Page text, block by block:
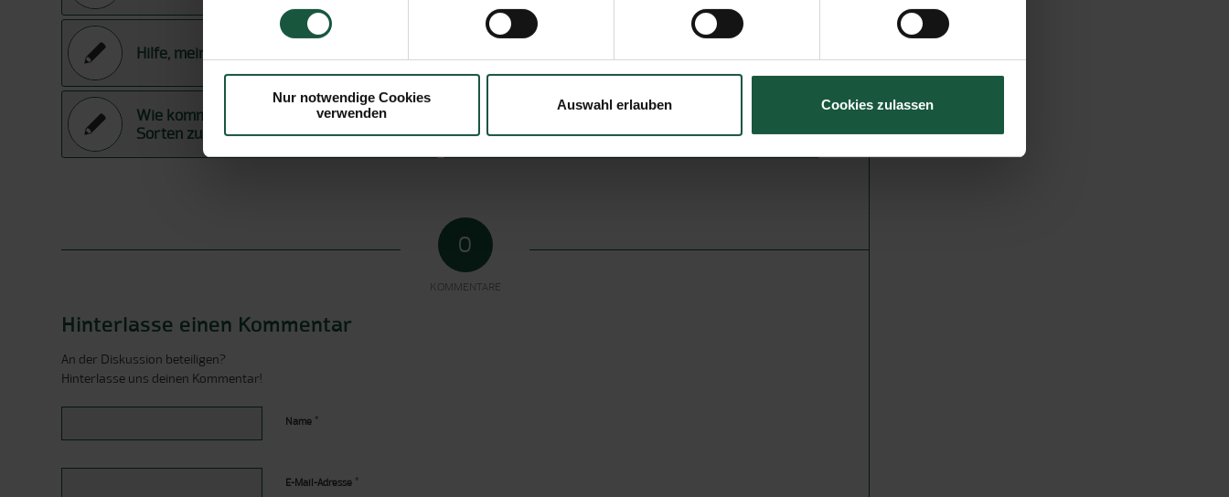
Nur notwendige Cookies
verwenden
Auswahl erlauben Cookies zulassen
Hilfe, meine Marmelade geliert nicht
Wie kommen die Naturata Zucker-
Sorten zu ihrem Namen?
Warum sind die Kakao-Innenbeutel nun
aus Kunststoff-Folie?
0
KOMMENTARE
Hinterlasse einen Kommentar
An der Diskussion beteiligen?
Hinterlasse uns deinen Kommentar!
Name *
E-Mail-Adresse *